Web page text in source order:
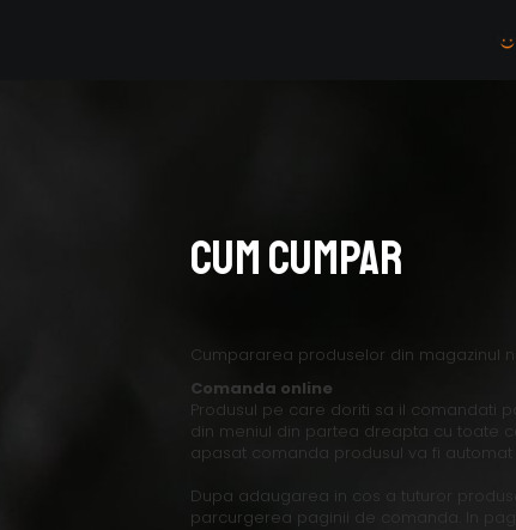
Cum Cumpar
Cumpararea produselor din magazinul
Comanda online
Produsul pe care doriti sa il comandati
din meniul din partea dreapta cu toate
apasat comanda produsul va fi
Dupa adaugarea in cos a tuturor
parcurgerea paginii de comanda. In